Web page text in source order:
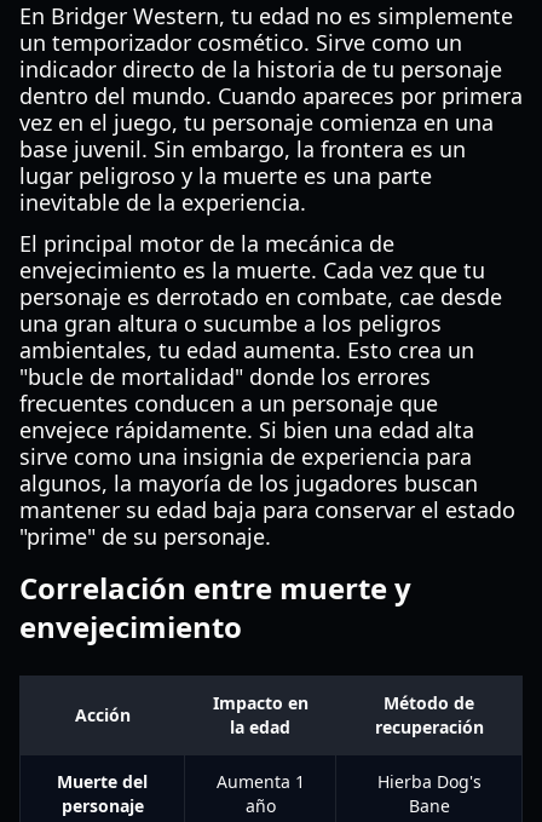
En Bridger Western, tu edad no es simplemente
un temporizador cosmético. Sirve como un
indicador directo de la historia de tu personaje
dentro del mundo. Cuando apareces por primera
vez en el juego, tu personaje comienza en una
base juvenil. Sin embargo, la frontera es un
lugar peligroso y la muerte es una parte
inevitable de la experiencia.
El principal motor de la mecánica de
envejecimiento es la muerte. Cada vez que tu
personaje es derrotado en combate, cae desde
una gran altura o sucumbe a los peligros
ambientales, tu edad aumenta. Esto crea un
"bucle de mortalidad" donde los errores
frecuentes conducen a un personaje que
envejece rápidamente. Si bien una edad alta
sirve como una insignia de experiencia para
algunos, la mayoría de los jugadores buscan
mantener su edad baja para conservar el estado
"prime" de su personaje.
Correlación entre muerte y
envejecimiento
Acción
Impacto en
la edad
Método de
recuperación
Muerte del
personaje
Aumenta 1
año
Hierba Dog's
Bane